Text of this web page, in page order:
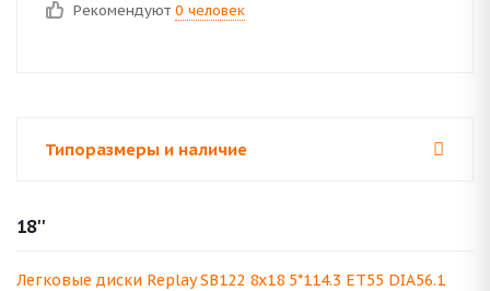
Рекомендуют 0 человек
Типоразмеры и наличие
18''
Легковые диски Replay SB122 8x18 5*114.3 ET55 DIA56.1